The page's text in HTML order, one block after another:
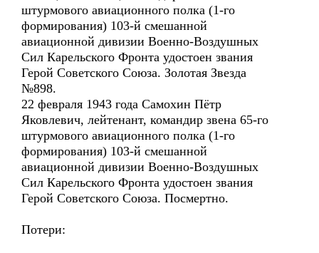
штурмового авиационного полка (1-го
формирования) 103-й смешанной
авиационной дивизии Военно-Воздушных
Сил Карельского Фронта удостоен звания
Герой Советского Союза. Золотая Звезда
№898.
22 февраля 1943 года Самохин Пётр
Яковлевич, лейтенант, командир звена 65-го
штурмового авиационного полка (1-го
формирования) 103-й смешанной
авиационной дивизии Военно-Воздушных
Сил Карельского Фронта удостоен звания
Герой Советского Союза. Посмертно.
Потери: